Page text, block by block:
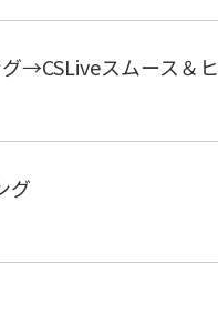
→CSLiveスムース＆ヒ
グ